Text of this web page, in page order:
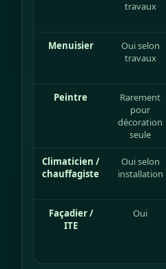
travaux
Menuisier
Oui selon
travaux
Peintre
Rarement
pour
décoration
seule
Climaticien /
chauffagiste
Oui selon
installation
Façadier /
ITE
Oui